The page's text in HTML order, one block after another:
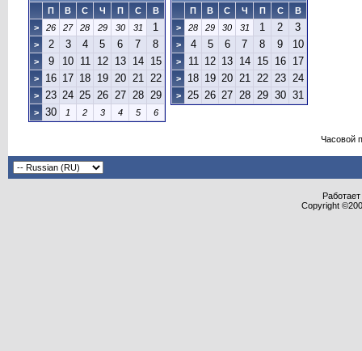
П В С Ч П С
В
>
26 27 28 29 30 31 1
> 2 3 4 5 6 7 8
> 9 10 11 12 13 14 15
> 16 17 18 19 20 21 22
> 23 24 25 26 27 28 29
> 30 1 2 3 4 5 6
П В С Ч П С
В
>
28 29 30 31 1 2 3
> 4 5 6 7 8 9 10
> 11 12 13 14 15 16 17
> 18 19 20 21 22 23 24
> 25 26 27 28 29 30 31
Часовой
Copyright